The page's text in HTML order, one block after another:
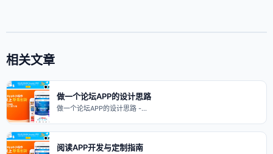
相关文章
做一个论坛APP的设计思路
做一个论坛APP的设计思路 -…
阅读APP开发与定制指南